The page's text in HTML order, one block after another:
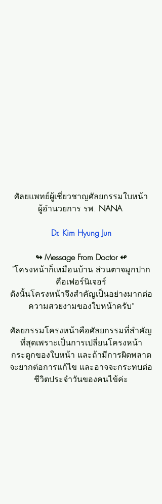
ศัลยแพทย์ผู้เชี่ยวชาญศัลยกรรมใบหน้า
ผู้อำนวยการ รพ. NANA
Dr. Kim Hyung Jun
↬ Message From Doctor ↫
"โครงหน้าก็เหมือนบ้าน ส่วนตาจมูกปาก
คือเฟอร์นิเจอร์
ดังนั้นโครงหน้าจึงสำคัญเป็นอย่างมากต่อ
ความสวยงามของใบหน้าครับ"
ศัลยกรรมโครงหน้าคือศัลยกรรมที่สำคัญ
ที่สุดเพราะเป็นการเปลี่ยนโครงหน้า
กระดูกของใบหน้า และถ้ามีการผิดพลาด
จะยากต่อการแก้ไข และอาจจะกระทบต่อ
ชีวิตประจำวันของคนไข้ค่ะ